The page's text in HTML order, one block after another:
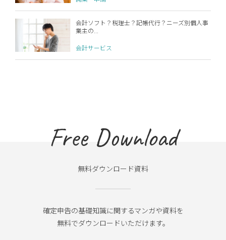
会計ソフト？税理士？記帳代行？ニーズ別個人事
業主の...
会計サービス
Free Download
無料ダウンロード資料
確定申告の基礎知識に関するマンガや資料を
無料でダウンロードいただけます。